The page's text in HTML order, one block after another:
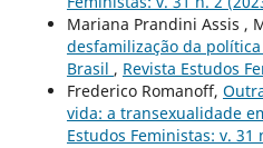
Mariana Prandini Assis ,
desfamilização da
Brasil , Revista Estudos
Frederico Romanoff,
vida: a transexualidade
Estudos Feministas: v. 31